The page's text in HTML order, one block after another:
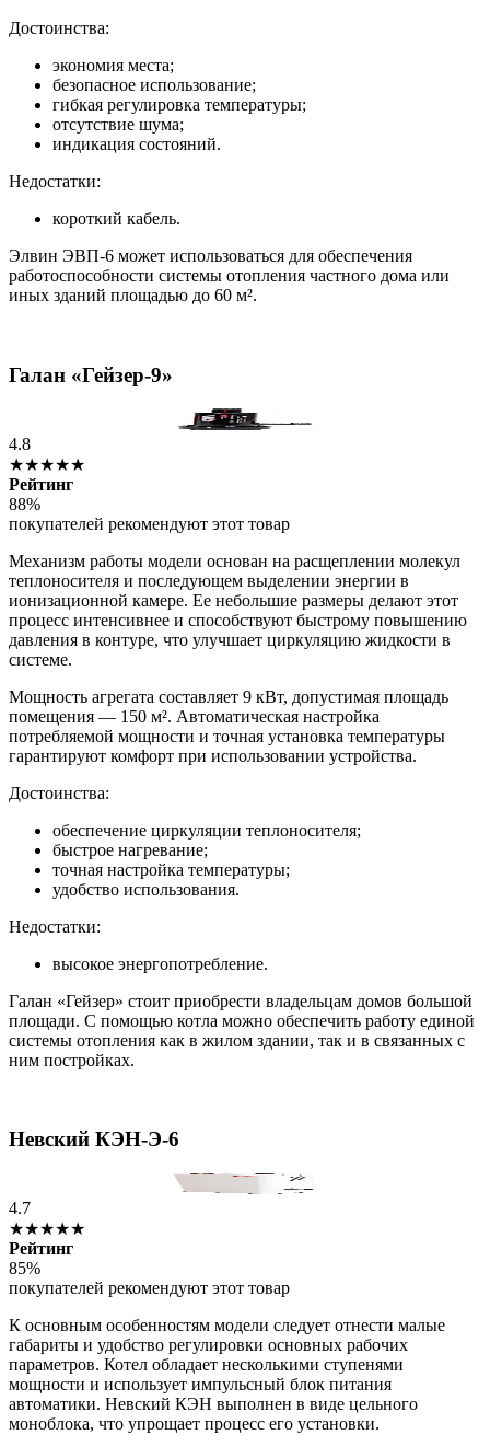
Достоинства:
экономия места;
безопасное использование;
гибкая регулировка температуры;
отсутствие шума;
индикация состояний.
Недостатки:
короткий кабель.
Элвин ЭВП-6 может использоваться для обеспечения
работоспособности системы отопления частного дома или
иных зданий площадью до 60 м².
Галан «Гейзер-9»
4.8
★★★★★
Рейтинг
88%
покупателей рекомендуют этот товар
Механизм работы модели основан на расщеплении молекул
теплоносителя и последующем выделении энергии в
ионизационной камере. Ее небольшие размеры делают этот
процесс интенсивнее и способствуют быстрому повышению
давления в контуре, что улучшает циркуляцию жидкости в
системе.
Мощность агрегата составляет 9 кВт, допустимая площадь
помещения — 150 м². Автоматическая настройка
потребляемой мощности и точная установка температуры
гарантируют комфорт при использовании устройства.
Достоинства:
обеспечение циркуляции теплоносителя;
быстрое нагревание;
точная настройка температуры;
удобство использования.
Недостатки:
высокое энергопотребление.
Галан «Гейзер» стоит приобрести владельцам домов большой
площади. С помощью котла можно обеспечить работу единой
системы отопления как в жилом здании, так и в связанных с
ним постройках.
Невский КЭН-Э-6
4.7
★★★★★
Рейтинг
85%
покупателей рекомендуют этот товар
К основным особенностям модели следует отнести малые
габариты и удобство регулировки основных рабочих
параметров. Котел обладает несколькими ступенями
мощности и использует импульсный блок питания
автоматики. Невский КЭН выполнен в виде цельного
моноблока, что упрощает процесс его установки.